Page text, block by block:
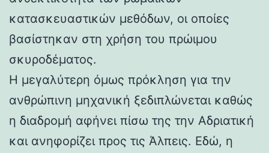
κατασκευαστικών μεθόδων, οι οποίες
βασίστηκαν στη χρήση του πρώιμου
σκυροδέματος.
Η μεγαλύτερη όμως πρόκληση για την
ανθρώπινη μηχανική ξεδιπλώνεται καθώς
η διαδρομή αφήνει πίσω της την Αδριατική
και ανηφορίζει προς τις Άλπεις. Εδώ, η